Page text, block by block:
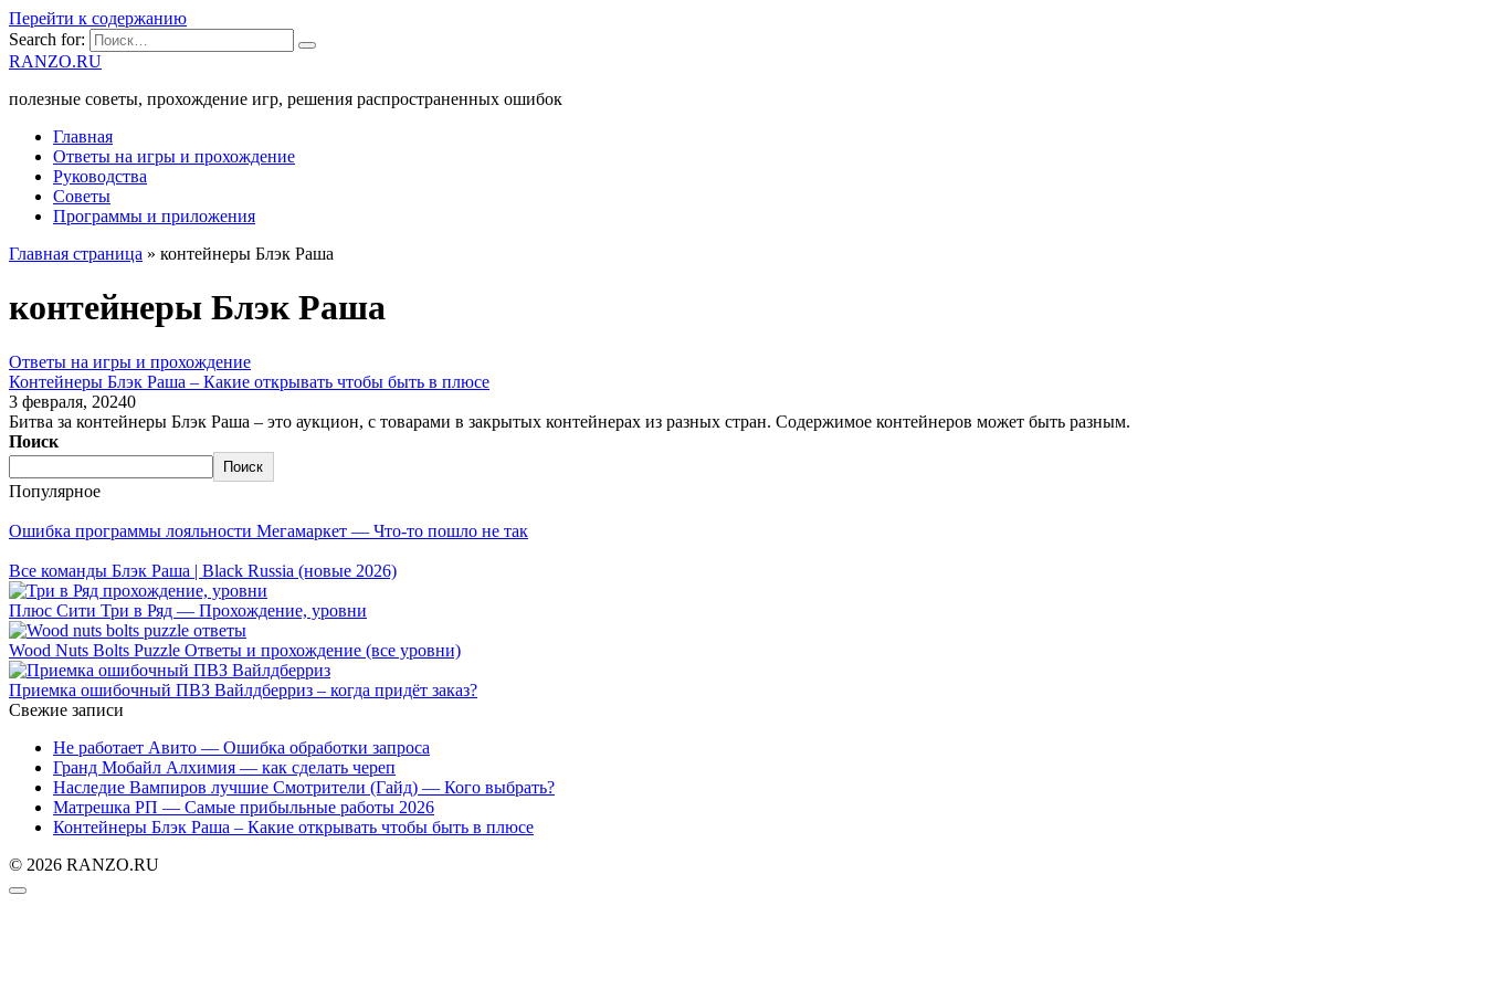
Перейти к содержанию
Search for:
RANZO.RU
полезные советы, прохождение игр, решения распространенных ошибок
Главная
Ответы на игры и прохождение
Руководства
Советы
Программы и приложения
Главная страница » контейнеры Блэк Раша
контейнеры Блэк Раша
Ответы на игры и прохождение
Контейнеры Блэк Раша – Какие открывать чтобы быть в плюсе
3 февраля, 20240
Битва за контейнеры Блэк Раша – это аукцион, с товарами в закрытых контейнерах из разных стран. Содержимое контейнеров может быть разным.
Поиск
Поиск
Популярное
Ошибка программы лояльности Мегамаркет — Что-то пошло не так
Все команды Блэк Раша | Black Russia (новые 2026)
Плюс Сити Три в Ряд — Прохождение, уровни
Wood Nuts Bolts Puzzle Ответы и прохождение (все уровни)
Приемка ошибочный ПВЗ Вайлдберриз – когда придёт заказ?
Свежие записи
Не работает Авито — Ошибка обработки запроса
Гранд Мобайл Алхимия — как сделать череп
Наследие Вампиров лучшие Смотрители (Гайд) — Кого выбрать?
Матрешка РП — Самые прибыльные работы 2026
Контейнеры Блэк Раша – Какие открывать чтобы быть в плюсе
© 2026 RANZO.RU